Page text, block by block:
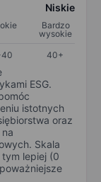
Niskie
Bardzo
wysokie
40+
ESG.
istotnych
oraz
Skala
lepiej (0